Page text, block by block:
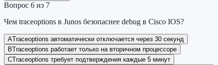
Вопрос 6 из 7
Чем traceoptions в Junos безопаснее debug в Cisco IOS?
ATraceoptions автоматически отключается через 30 секунд
BTraceoptions работает только на вторичном процессоре
CTraceoptions требует подтверждения каждые 5 минут